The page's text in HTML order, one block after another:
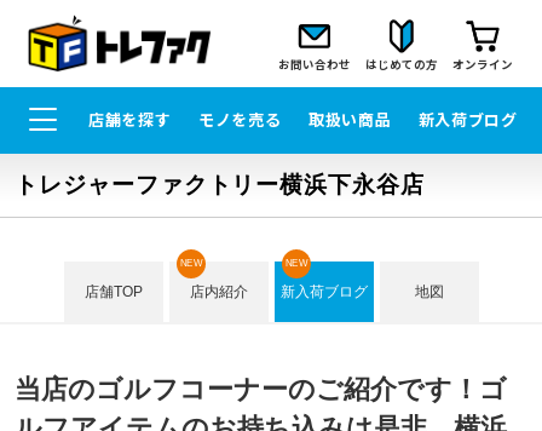
お問い合わせ はじめての方 オンライン
店舗を探す モノを売る 取扱い商品 新入荷ブログ
トレジャーファクトリー横浜下永谷店
店舗TOP 店内紹介
NEW
新入荷ブログ
NEW
地図
当店のゴルフコーナーのご紹介です！ゴ